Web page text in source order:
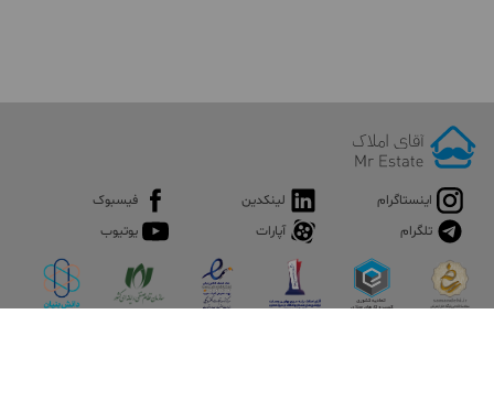
اینستاگرام لینکدین
فیسبوک
تلگرام
آپارات یوتیوب